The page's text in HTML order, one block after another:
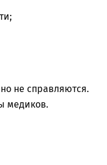
не справляются.
медиков.